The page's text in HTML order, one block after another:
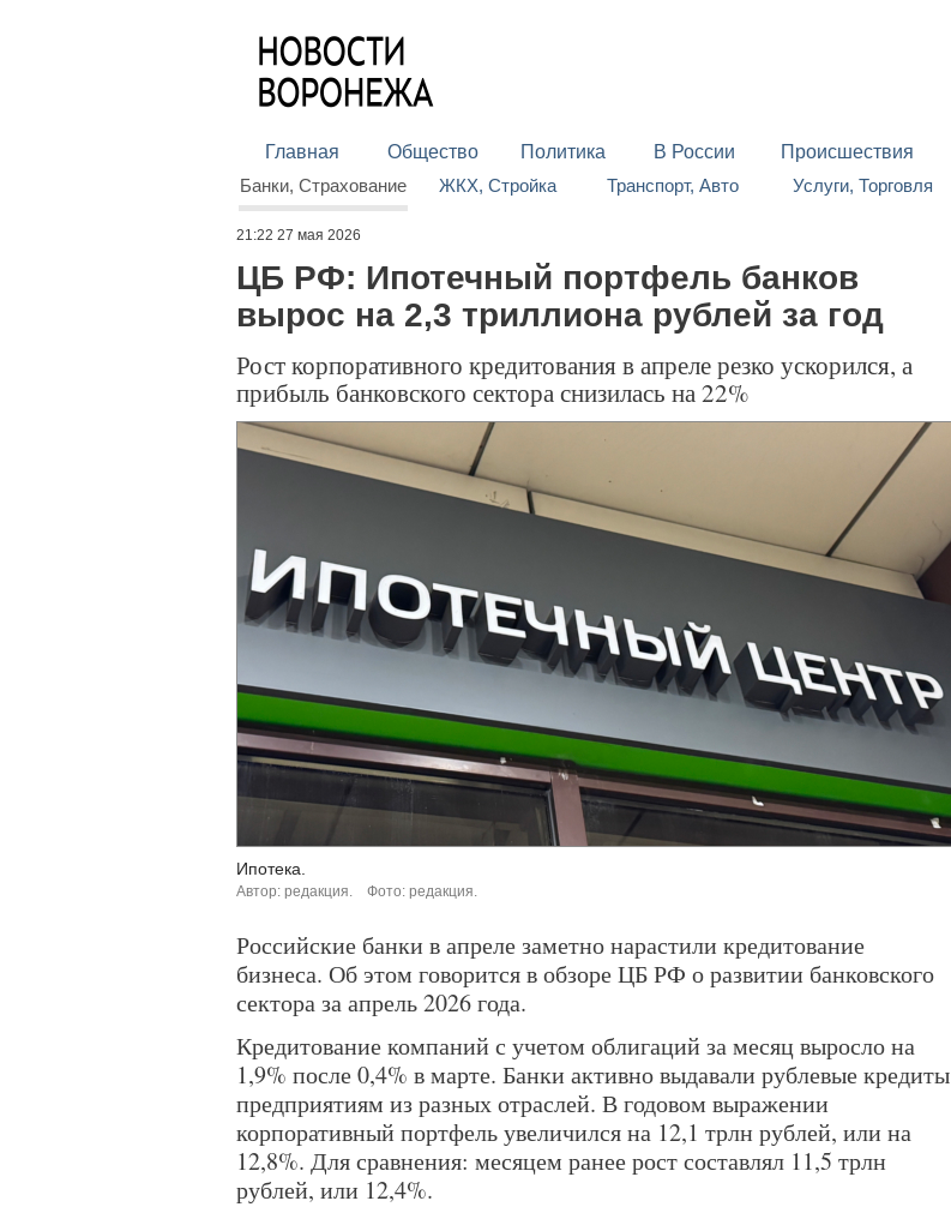
Главная Общество Политика В России Происшествия
Банки, Страхование
ЖКХ, Стройка Транспорт, Авто Услуги, Торговля
21:22 27 мая 2026
ЦБ РФ: Ипотечный портфель банков
вырос на 2,3 триллиона рублей за год
Рост корпоративного кредитования в апреле резко ускорился, а
прибыль банковского сектора снизилась на 22%
Ипотека.
Автор: редакция. Фото: редакция.
Российские банки в апреле заметно нарастили кредитование
бизнеса. Об этом говорится в обзоре ЦБ РФ о развитии банковского
сектора за апрель 2026 года.
Кредитование компаний с учетом облигаций за месяц выросло на
1,9% после 0,4% в марте. Банки активно выдавали рублевые кредиты
предприятиям из разных отраслей. В годовом выражении
корпоративный портфель увеличился на 12,1 трлн рублей, или на
12,8%. Для сравнения: месяцем ранее рост составлял 11,5 трлн
рублей, или 12,4%.